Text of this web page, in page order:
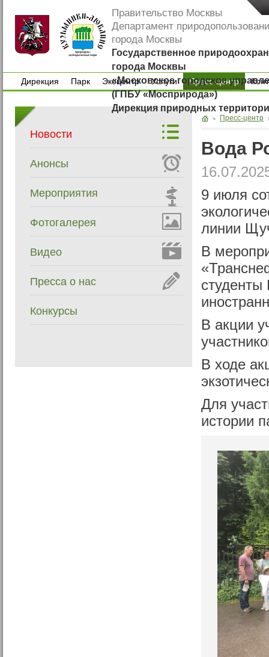
Правительство Москвы
Департамент
города Москвы
Государственное
города Москвы
«Московское городское
(ГПБУ «Мосприрода»)
Дирекция природных
Дирекция
Парк
Экоцентр
Экоцентр
Услуги
Услуги
Пресс-центр
Новости
Анонсы
Мероприятия
Фотогалерея
Видео
Пресса о нас
Конкурсы
Пресс-центр
Вода
9 июля
линии
В
В акции
В ходе
Для
истории